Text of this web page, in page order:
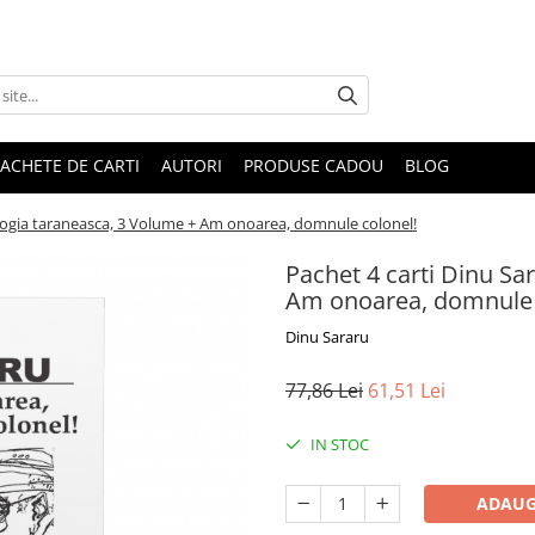
DE CARTI AUTORI PRODUSE CADOU BLOG
taraneasca, 3 Volume + Am onoarea, domnule colonel!
Pachet 4 carti Dinu
Am onoarea,
Dinu Sararu
77,86 Lei 61,51 Lei
IN STOC